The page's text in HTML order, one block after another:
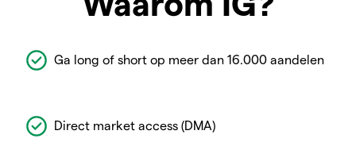
Ga long of short op meer dan 16.000 aandelen
Direct market access (DMA)